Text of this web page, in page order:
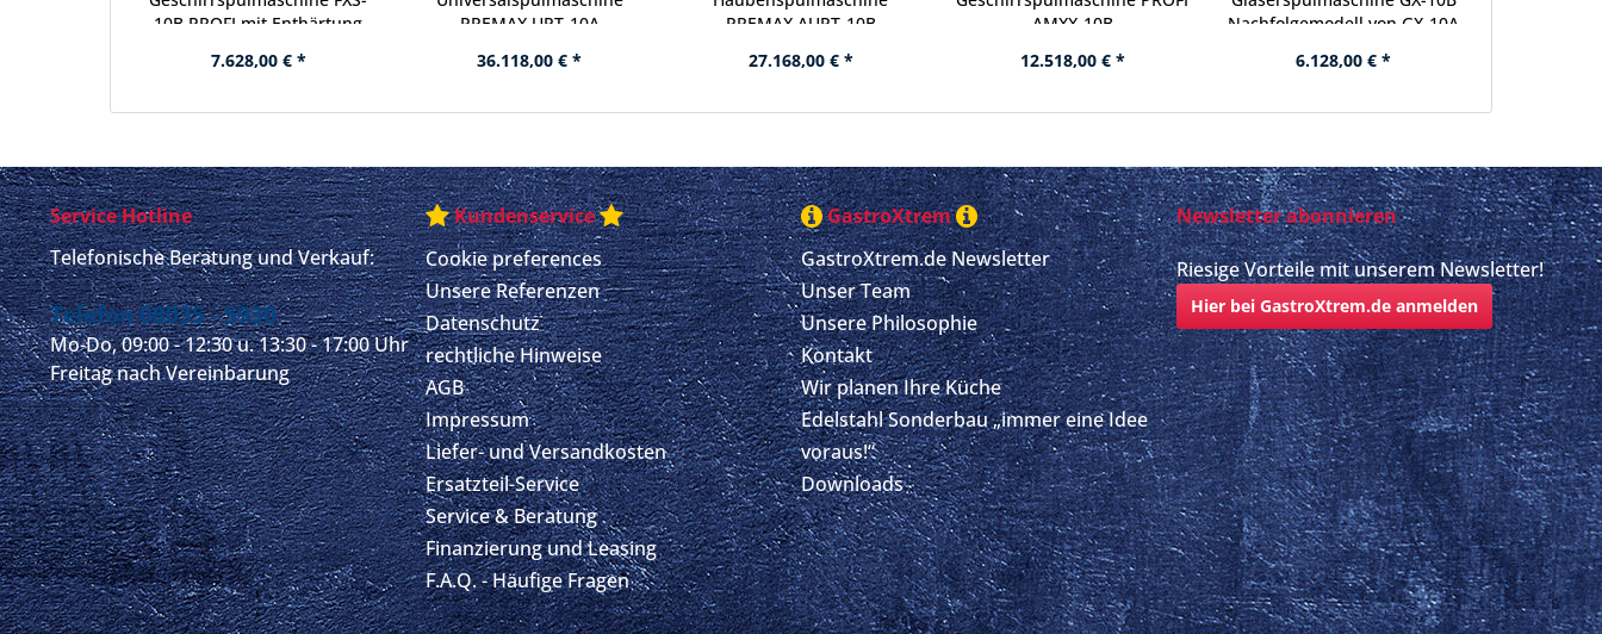
10B PROFI mit Enthärtung
7.628,00 € *
PREMAX UPT-10A
36.118,00 € *
PREMAX AUPT-10B
27.168,00 € *
AMXX-10B
12.518,00 € *
Nachfolgemodell von GX-10A
6.128,00 € *
Service Hotline
Telefonische Beratung und Verkauf:
Telefon 08035 - 5930
Mo-Do, 09:00 - 12:30 u. 13:30 - 17:00 Uhr
Freitag nach Vereinbarung
Kundenservice
Cookie preferences
Unsere Referenzen
Datenschutz
rechtliche Hinweise
AGB
Impressum
Liefer- und Versandkosten
Ersatzteil-Service
Service & Beratung
Finanzierung und Leasing
F.A.Q. - Häufige Fragen
GastroXtrem
GastroXtrem.de Newsletter
Unser Team
Unsere Philosophie
Kontakt
Wir planen Ihre Küche
Edelstahl Sonderbau „immer eine Idee
voraus!“
Downloads
Newsletter abonnieren
Riesige Vorteile mit unserem Newsletter!
Hier bei GastroXtrem.de anmelden